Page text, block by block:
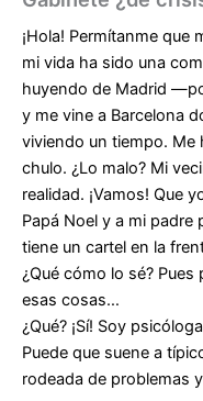
¡Hola! Permítanme que
mi vida ha sido una
huyendo de Madrid
y me vine a Barcelona
viviendo un tiempo. Me
chulo. ¿Lo malo? Mi
realidad. ¡Vamos! Que
Papá Noel y a mi
tiene un cartel en la
¿Qué cómo lo sé?
esas cosas…
¿Qué? ¡Sí! Soy
Puede que suene a
rodeada de problemas